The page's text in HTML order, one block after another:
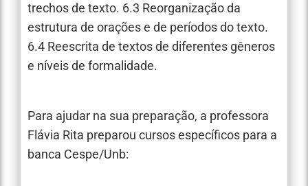
trechos de texto. 6.3 Reorganização da
estrutura de orações e de períodos do texto.
6.4 Reescrita de textos de diferentes gêneros
e níveis de formalidade.
Para ajudar na sua preparação, a professora
Flávia Rita preparou cursos específicos para a
banca Cespe/Unb: